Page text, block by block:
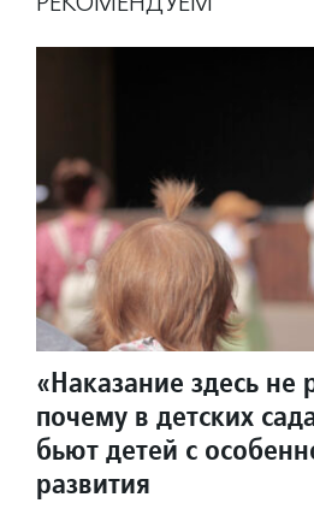
«Наказание здесь не
почему в детских
бьют детей с
развития